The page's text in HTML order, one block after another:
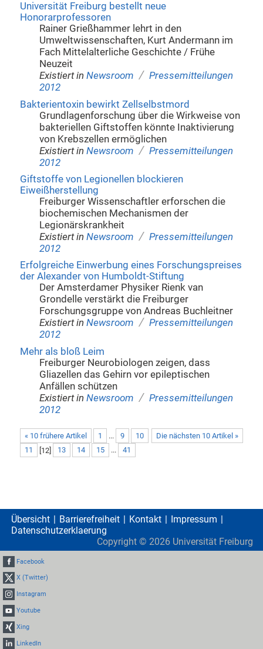
Universität Freiburg bestellt neue
Honorarprofessoren
Rainer Grießhammer lehrt in den
Umweltwissenschaften, Kurt Andermann im
Fach Mittelalterliche Geschichte / Frühe
Neuzeit
Existiert in Newsroom / Pressemitteilungen
2012
Bakterientoxin bewirkt Zellselbstmord
Grundlagenforschung über die Wirkweise von
bakteriellen Giftstoffen könnte Inaktivierung
von Krebszellen ermöglichen
Existiert in Newsroom / Pressemitteilungen
2012
Giftstoffe von Legionellen blockieren
Eiweißherstellung
Freiburger Wissenschaftler erforschen die
biochemischen Mechanismen der
Legionärskrankheit
Existiert in Newsroom / Pressemitteilungen
2012
Erfolgreiche Einwerbung eines Forschungspreises
der Alexander von Humboldt-Stiftung
Der Amsterdamer Physiker Rienk van
Grondelle verstärkt die Freiburger
Forschungsgruppe von Andreas Buchleitner
Existiert in Newsroom / Pressemitteilungen
2012
Mehr als bloß Leim
Freiburger Neurobiologen zeigen, dass
Gliazellen das Gehirn vor epileptischen
Anfällen schützen
Existiert in Newsroom / Pressemitteilungen
2012
« 10 frühere Artikel Die nächsten 10 Artikel »
1 ... 9
10
11
[12] 13 14 15 ... 41
Übersicht Barrierefreiheit Kontakt
Impressum
Datenschutzerklaerung
Copyright © 2026 Universität Freiburg
Facebook
X (Twitter)
Instagram
Youtube
Xing
LinkedIn